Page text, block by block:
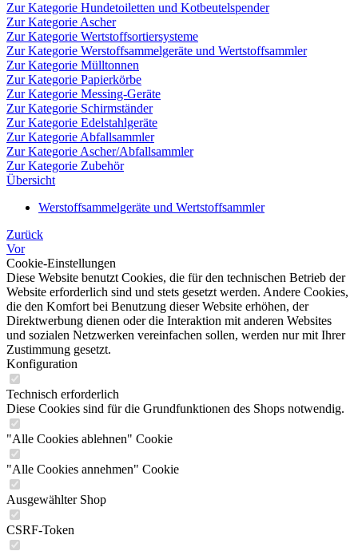
Zur Kategorie Hundetoiletten und Kotbeutelspender
Zur Kategorie Ascher
Zur Kategorie Wertstoffsortiersysteme
Zur Kategorie Werstoffsammelgeräte und Wertstoffsammler
Zur Kategorie Mülltonnen
Zur Kategorie Papierkörbe
Zur Kategorie Messing-Geräte
Zur Kategorie Schirmständer
Zur Kategorie Edelstahlgeräte
Zur Kategorie Abfallsammler
Zur Kategorie Ascher/Abfallsammler
Zur Kategorie Zubehör
Übersicht
Werstoffsammelgeräte und Wertstoffsammler
Zurück
Vor
Cookie-Einstellungen
Diese Website benutzt Cookies, die für den technischen Betrieb der
Website erforderlich sind und stets gesetzt werden. Andere Cookies,
die den Komfort bei Benutzung dieser Website erhöhen, der
Direktwerbung dienen oder die Interaktion mit anderen Websites
und sozialen Netzwerken vereinfachen sollen, werden nur mit Ihrer
Zustimmung gesetzt.
Konfiguration
Technisch erforderlich
Diese Cookies sind für die Grundfunktionen des Shops notwendig.
"Alle Cookies ablehnen" Cookie
"Alle Cookies annehmen" Cookie
Ausgewählter Shop
CSRF-Token